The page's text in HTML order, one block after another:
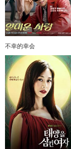
不幸的幸会